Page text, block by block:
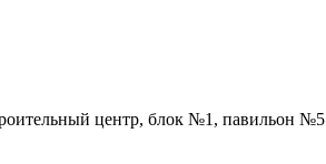
центр, блок №1, павильон №5